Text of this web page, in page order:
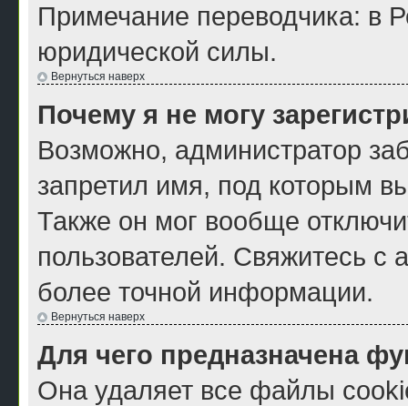
Примечание переводчика: в
юридической силы.
Вернуться наверх
Почему я не могу
Возможно, администратор
запретил имя, под которым
Также он мог вообще
пользователей. Свяжитесь с
более точной информации.
Вернуться наверх
Для чего предназначена
Она удаляет все файлы